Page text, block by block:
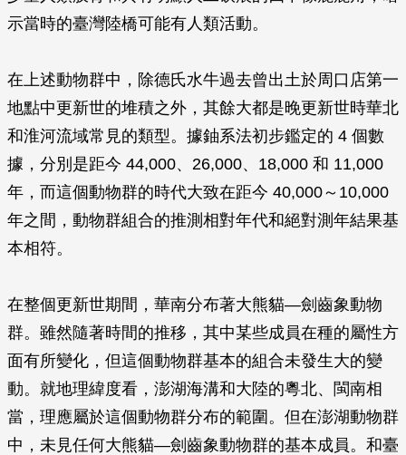
示當時的臺灣陸橋可能有人類活動。
在上述動物群中，除德氏水牛過去曾出土於周口店第一
地點中更新世的堆積之外，其餘大都是晚更新世時華北
和淮河流域常見的類型。據鈾系法初步鑑定的 4 個數
據，分別是距今 44,000、26,000、18,000 和 11,000
年，而這個動物群的時代大致在距今 40,000～10,000
年之間，動物群組合的推測相對年代和絕對測年結果基
本相符。
在整個更新世期間，華南分布著大熊貓—劍齒象動物
群。雖然隨著時間的推移，其中某些成員在種的屬性方
面有所變化，但這個動物群基本的組合未發生大的變
動。就地理緯度看，澎湖海溝和大陸的粵北、閩南相
當，理應屬於這個動物群分布的範圍。但在澎湖動物群
中，未見任何大熊貓—劍齒象動物群的基本成員。和臺